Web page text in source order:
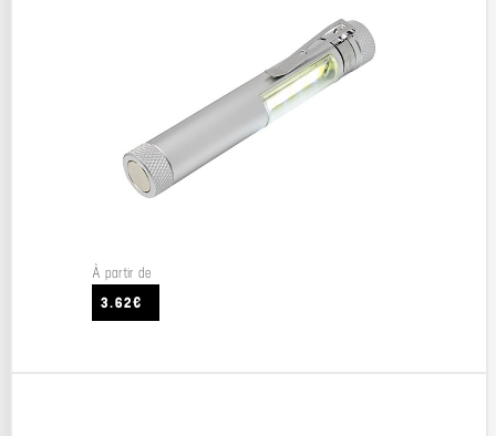
À partir de
3.62€